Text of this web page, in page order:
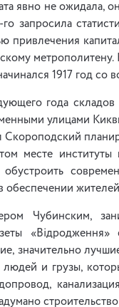
явно не
го запросила
привлечения
1917 год со
года
улицами
месте
обустроить
обеспечении
Чубинским,
значительно
и грузы,